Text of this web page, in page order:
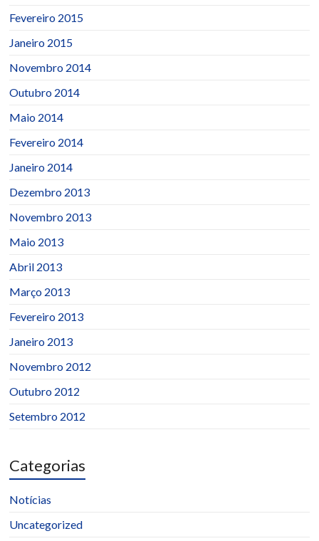
Fevereiro 2015
Janeiro 2015
Novembro 2014
Outubro 2014
Maio 2014
Fevereiro 2014
Janeiro 2014
Dezembro 2013
Novembro 2013
Maio 2013
Abril 2013
Março 2013
Fevereiro 2013
Janeiro 2013
Novembro 2012
Outubro 2012
Setembro 2012
Categorias
Notícias
Uncategorized